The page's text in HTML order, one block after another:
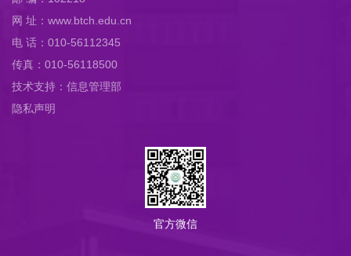
网 址：www.btch.edu.cn
电 话：010-56112345
传真：010-56118500
技术支持：信息管理部
隐私声明
官方微信